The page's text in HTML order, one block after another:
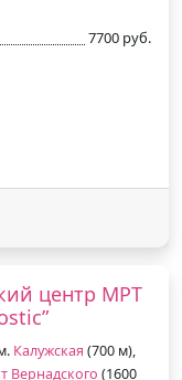
7700 руб.
центр МРТ
Калужская (700 м),
Вернадского (1600